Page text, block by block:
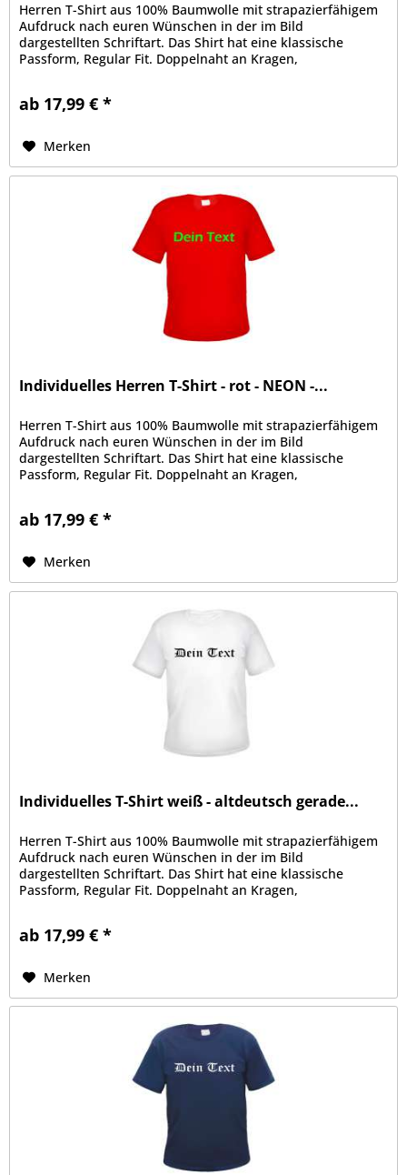
Herren T-Shirt aus 100% Baumwolle mit strapazierfähigem
Aufdruck nach euren Wünschen in der im Bild
dargestellten Schriftart. Das Shirt hat eine klassische
Passform, Regular Fit. Doppelnaht an Kragen,
ab 17,99 € *
Merken
Individuelles Herren T-Shirt - rot - NEON -...
Herren T-Shirt aus 100% Baumwolle mit strapazierfähigem
Aufdruck nach euren Wünschen in der im Bild
dargestellten Schriftart. Das Shirt hat eine klassische
Passform, Regular Fit. Doppelnaht an Kragen,
ab 17,99 € *
Merken
Individuelles T-Shirt weiß - altdeutsch gerade...
Herren T-Shirt aus 100% Baumwolle mit strapazierfähigem
Aufdruck nach euren Wünschen in der im Bild
dargestellten Schriftart. Das Shirt hat eine klassische
Passform, Regular Fit. Doppelnaht an Kragen,
ab 17,99 € *
Merken